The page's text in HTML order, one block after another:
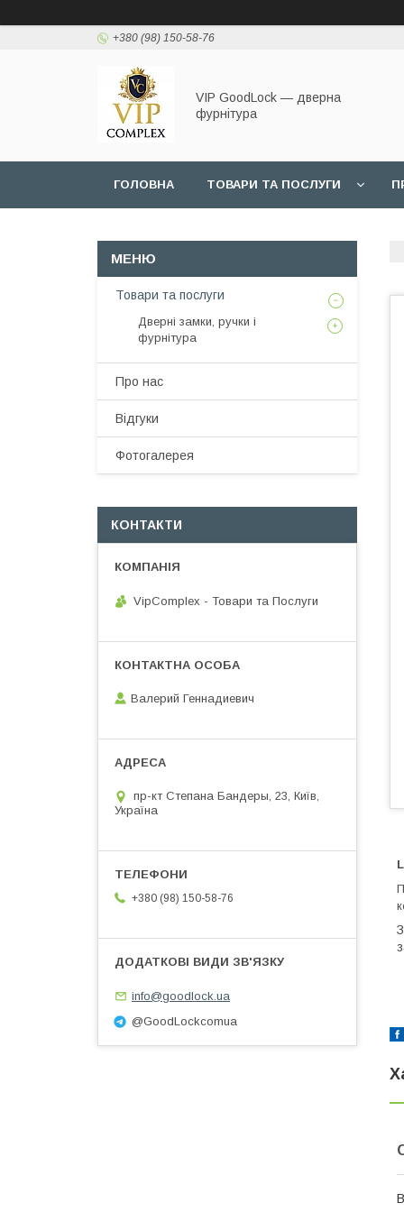
+380 (98) 150-58-76
VIP GoodLock — дверна
фурнітура
ГОЛОВНА ТОВАРИ ТА ПОСЛУГИ
Товари та послуги
Дверні замки, ручки і
фурнітура
Про нас
Відгуки
Фотогалерея
КОНТАКТИ
VipComplex - Товари та Послуги
Валерий Геннадиевич
пр-кт Степана Бандеры, 23, Київ,
Україна
+380 (98) 150-58-76
info@goodlock.ua
@GoodLockcomua